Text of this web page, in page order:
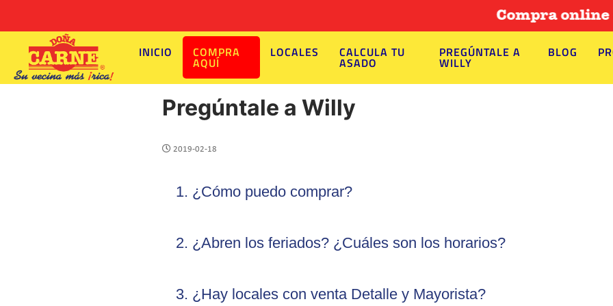
Compra online
INICIO COMPRA
AQUÍ
LOCALES CALCULA TU
ASADO
PREGÚNTALE A
WILLY
BLOG
Pregúntale a Willy
2019-02-18
1. ¿Cómo puedo comprar?
2. ¿Abren los feriados? ¿Cuáles son los horarios?
3. ¿Hay locales con venta Detalle y Mayorista?